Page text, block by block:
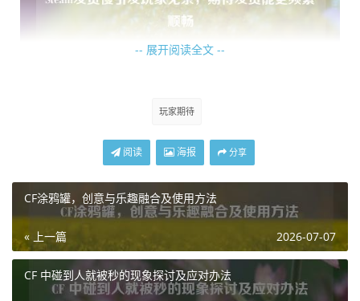
务器承载着巨大的压力，在购买高峰期，大量订单涌入，服
转，游戏发行商与Steam之间的协调沟通可能也存在一些问
题，新游戏上线初期，各方需要处理诸多复杂的事务，像密
钥分配、数据同步等，任何一个环节出现延误，都可能导致
玩家的发货延迟。
这种发货慢的情况给玩家带来了诸多负面影响,极大地降低了
-- 展开阅读全文 --
玩家期待
阅读 海报 分享
CF涂鸦罐，创意与乐趣融合及使用方法
« 上一篇 2026-07-07
CF 中碰到人就被秒的现象探讨及应对办法